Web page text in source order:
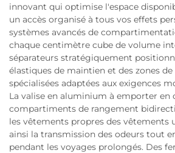
innovant qui optimise l'espace
un accès organisé à tous vos effets
systèmes avancés de
chaque centimètre cube de volume
séparateurs stratégiquement
élastiques de maintien et des zones
spécialisées adaptées aux exigences
La valise en aluminium à emporter en
compartiments de rangement
les vêtements propres des vêtements
ainsi la transmission des odeurs tout
pendant les voyages prolongés. Des